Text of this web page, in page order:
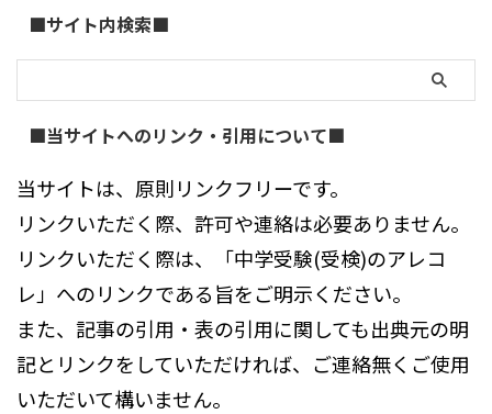
■サイト内検索■
■当サイトへのリンク・引用について■
当サイトは、原則リンクフリーです。
リンクいただく際、許可や連絡は必要ありません。
リンクいただく際は、「中学受験(受検)のアレコ
レ」へのリンクである旨をご明示ください。
また、記事の引用・表の引用に関しても出典元の明
記とリンクをしていただければ、ご連絡無くご使用
いただいて構いません。